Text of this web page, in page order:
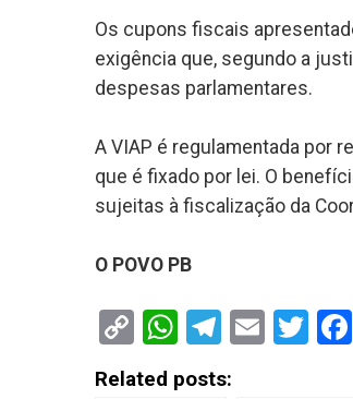
Os cupons fiscais
exigência que, segundo a
despesas parlamentares.
A VIAP é regulamentada por
que é fixado por lei. O
sujeitas à fiscalização da
O POVO PB
Copy
Link
WhatsApp
Telegram
Email
Related posts: